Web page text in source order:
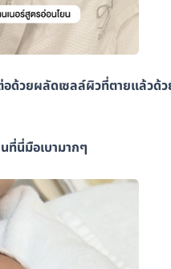
ด้วยผลัดเซลล์ผิวที่ตายแล้วด้
ที่นี่มือเบามากๆ